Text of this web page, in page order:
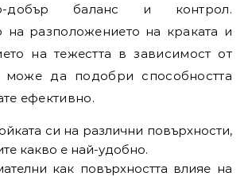
добър баланс и контрол.
на разположението на краката и
на тежестта в зависимост от
може да подобри способността
ефективно.
си на различни повърхности,
какво е най-удобно.
как повърхността влияе на